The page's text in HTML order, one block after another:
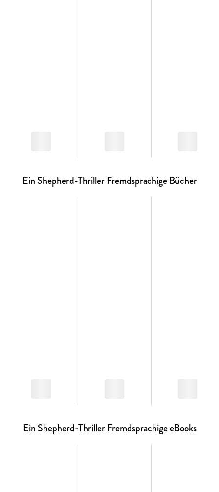
Ein Shepherd-Thriller Fremdsprachige Bücher
Ein Shepherd-Thriller Fremdsprachige eBooks